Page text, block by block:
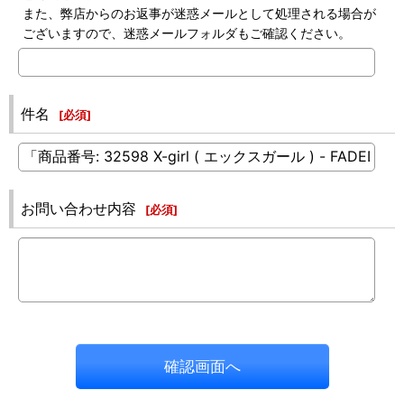
また、弊店からのお返事が迷惑メールとして処理される場合が
ございますので、迷惑メールフォルダもご確認ください。
件名 [必須]
お問い合わせ内容 [必須]
確認画面へ